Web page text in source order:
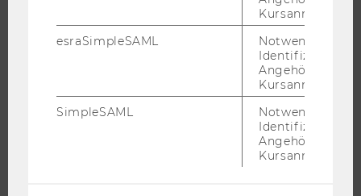
STUDIUM
Kursanmeldung.
esraSimpleSAML
Notwendig zur
Identifizierung
Angehörige/r für
Kursanmeldung.
SimpleSAML
Notwendig zur
Identifizierung
Angehörige/r für
Kursanmeldung.